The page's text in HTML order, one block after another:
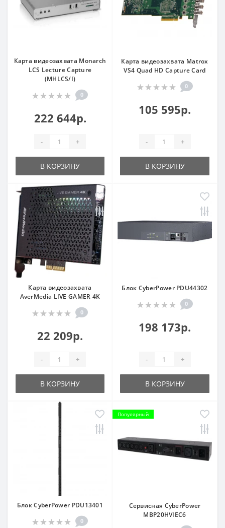
Карта видеозахвата Monarch
LCS Lecture Capture
(MHLCS/I)
0
222 644р.
- +
В КОРЗИНУ
Карта видеозахвата Matrox
VS4 Quad HD Capture Card
0
105 595р.
- +
В КОРЗИНУ
Карта видеозахвата
AverMedia LIVE GAMER 4K
0
22 209р.
- +
В КОРЗИНУ
Блок CyberPower PDU44302
0
198 173р.
- +
В КОРЗИНУ
Блок CyberPower PDU13401
0
Популярный
Сервисная CyberPower
MBP20HVIEC6